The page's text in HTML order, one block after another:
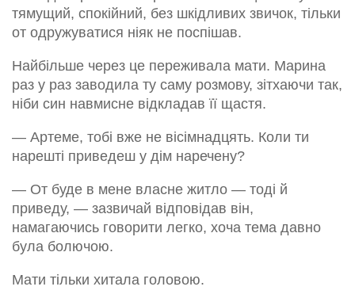
тямущий, спокійний, без шкідливих звичок, тільки
от одружуватися ніяк не поспішав.
Найбільше через це переживала мати. Марина
раз у раз заводила ту саму розмову, зітхаючи так,
ніби син навмисне відкладав її щастя.
— Артеме, тобі вже не вісімнадцять. Коли ти
нарешті приведеш у дім наречену?
— От буде в мене власне житло — тоді й
приведу, — зазвичай відповідав він,
намагаючись говорити легко, хоча тема давно
була болючою.
Мати тільки хитала головою.